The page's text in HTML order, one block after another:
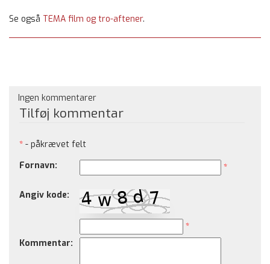
Se også TEMA film og tro-aftener.
Ingen kommentarer
Tilføj kommentar
* - påkrævet felt
Fornavn:
*
Angiv kode:
*
Kommentar: